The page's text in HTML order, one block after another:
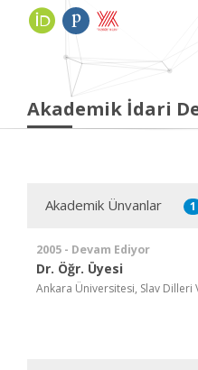
Akademik İdari
Akademik Ünvanlar 1
2005 - Devam Ediyor
Dr. Öğr. Üyesi
Ankara Üniversitesi, Slav Dilleri